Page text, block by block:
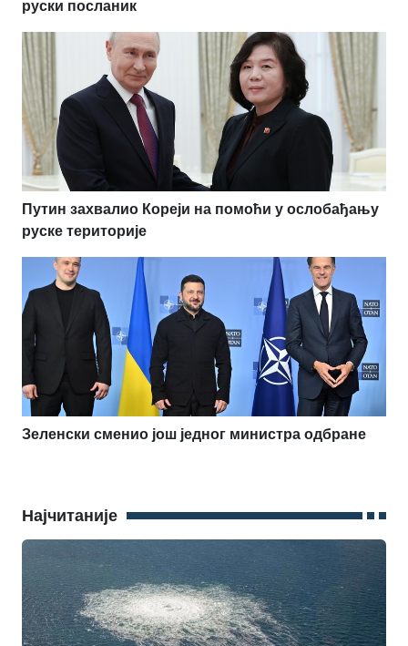
руски посланик
Путин захвалио Кореји на помоћи у ослобађању
руске територије
Зеленски сменио још једног министра одбране
Најчитаније